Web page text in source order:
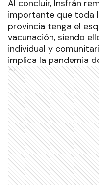
Al concluir, Insfrán
importante que toda
provincia tenga el
vacunación, siendo
individual y
implica la pandemia
Ads